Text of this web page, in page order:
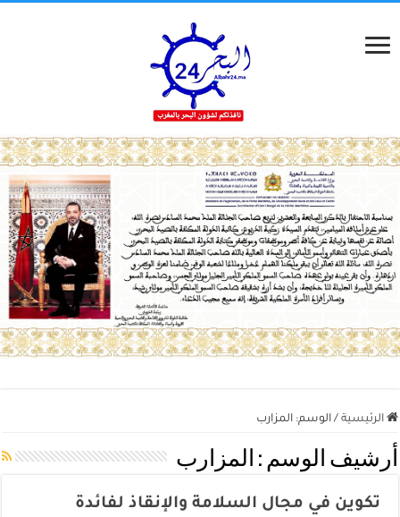
الرئيسية / الوسم:المزارب
أرشيف الوسم : المزارب
تكوين في مجال السلامة والإنقاذ لفائدة